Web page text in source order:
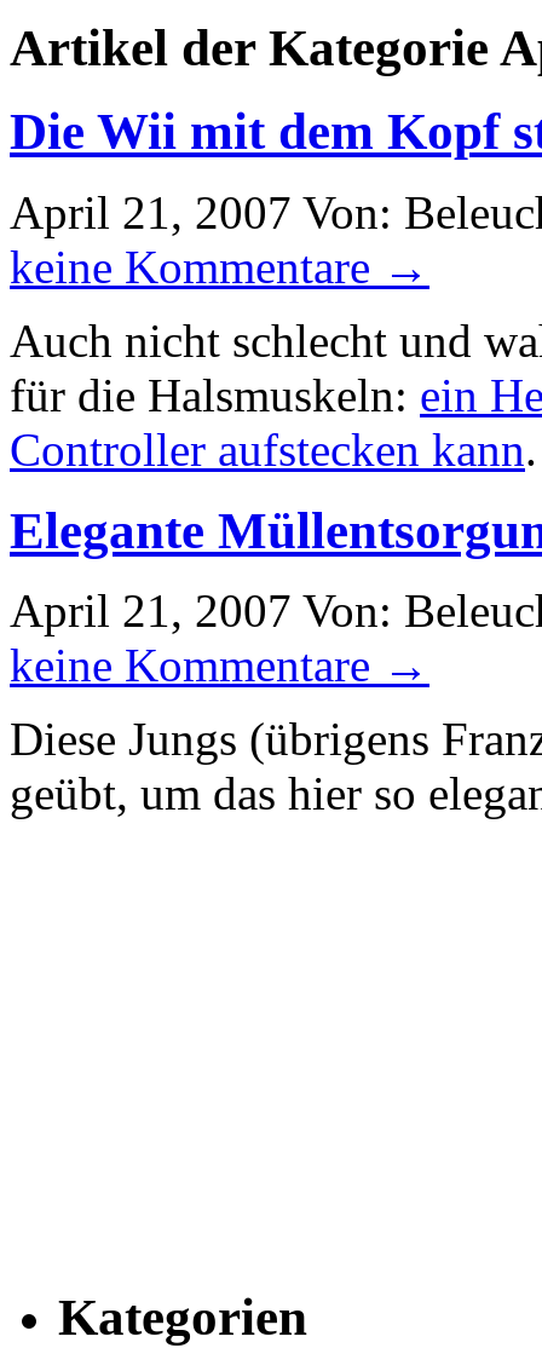
Artikel der Kategorie
Die Wii mit dem Kopf
April 21, 2007 Von:
keine Kommentare →
Auch nicht schlecht und
für die Halsmuskeln: ein
Controller aufstecken kann.
Elegante
April 21, 2007 Von:
keine Kommentare →
Diese Jungs (übrigens
geübt, um das hier so
Kategorien